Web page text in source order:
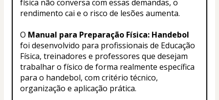
física não conversa com essas demandas, o
rendimento cai e o risco de lesões aumenta.
O Manual para Preparação Física: Handebol
foi desenvolvido para profissionais de Educação
Física, treinadores e professores que desejam
trabalhar o físico de forma realmente específica
para o handebol, com critério técnico,
organização e aplicação prática.